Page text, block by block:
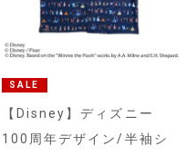
SALE
【Disney】ディズニー
100周年デザイン/半袖シ